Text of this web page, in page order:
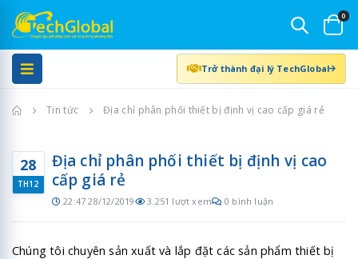
0
Trở thành đại lý TechGlobal
Trang chủ
Tin tức Địa chỉ phân phối thiết bị định vị cao cấp giá rẻ
28
TH12
Địa chỉ phân phối thiết bị định vị cao
cấp giá rẻ
22:47 28/12/2019 3.251 lượt xem 0 bình luận
Chúng tôi chuyên sản xuất và lắp đặt các sản phẩm thiết bị